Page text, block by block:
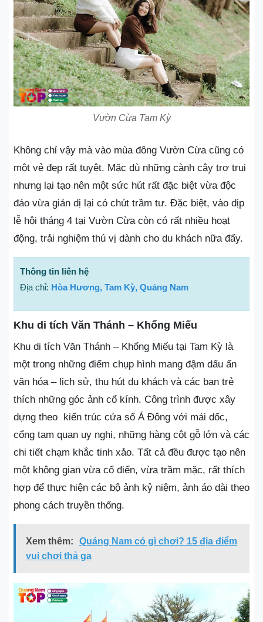
Vườn Cừa Tam Kỳ
Không chỉ vậy mà vào mùa đông Vườn Cừa cũng có
một vẻ đẹp rất tuyệt. Mặc dù những cành cây trơ trụi
nhưng lại tạo nên một sức hút rất đặc biệt vừa độc
đáo vừa giản dị lại có chút trầm tư. Đặc biệt, vào dịp
lễ hội tháng 4 tại Vườn Cừa còn có rất nhiều hoạt
động, trải nghiệm thú vị dành cho du khách nữa đấy.
Thông tin liên hệ
Địa chỉ: Hòa Hương, Tam Kỳ, Quảng Nam
Khu di tích Văn Thánh – Khổng Miếu
Khu di tích Văn Thánh – Khổng Miếu tại Tam Kỳ là
một trong những điểm chụp hình mang đậm dấu ấn
văn hóa – lịch sử, thu hút du khách và các bạn trẻ
thích những góc ảnh cổ kính. Công trình được xây
dựng theo kiến ​​trúc cửa sổ Á Đông với mái dốc,
cổng tam quan uy nghi, những hàng cột gỗ lớn và các
chi tiết chạm khắc tinh xảo. Tất cả đều được tạo nên
một không gian vừa cổ điển, vừa trầm mặc, rất thích
hợp để thực hiện các bộ ảnh kỷ niệm, ảnh áo dài theo
phong cách truyền thống.
Xem thêm:
Quảng Nam có gì chơi? 15 địa điểm
vui chơi thả ga